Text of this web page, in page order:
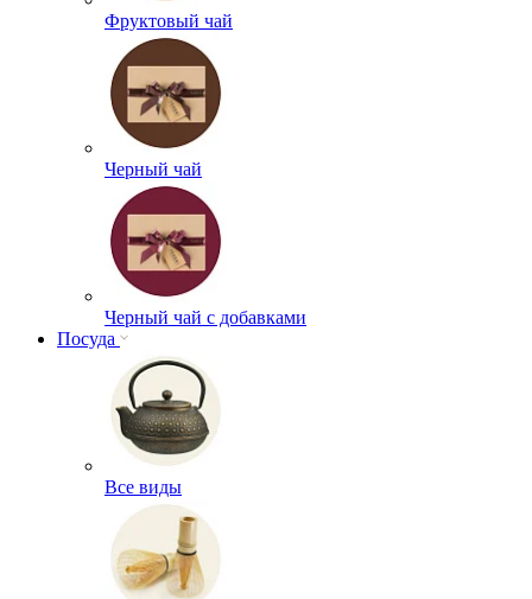
Фруктовый чай
Черный чай
Черный чай с добавками
Посуда
Все виды